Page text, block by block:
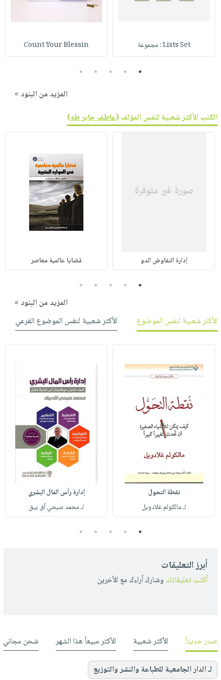
صابون
طرحها
كتابك
Lists Set : مجموعة Count Your Blessin
1
2
3
4
5
المزيد من البنود »
الكتب الأكثر شعبية لنفس المؤلف (عاطف جابر طه)
إدارة التفاوض الدو قضايا عالمية معاصر
1
2
3
4
5
المزيد من البنود »
الأكثر شعبية لنفس الموضوع
الأكثر شعبية لنفس الموضوع الفرعي
نقطة التحول
لـ مالكولم غلادويل
إدارة رأس المال البشري
لـ محمد صبحي آق بيق
1
2
3
4
5
أبرز التعليقات
أكتب تعليقاتك وشارك أراءك مع الأخرين
صدر حديثاً الأكثر شعبية الأكثر مبيعاً هذا الشهر شحن مجاني
لـ الدار الجامعية للطباعة والنشر والتوزيع